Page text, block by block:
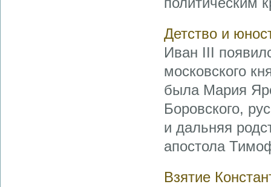
Детство и
Иван III
московского
была Мария
Боровского,
и дальняя
апостола
Взятие